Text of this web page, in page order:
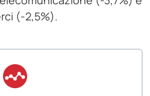
(-2,5%).